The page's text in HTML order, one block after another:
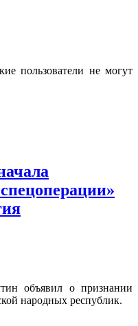
пользователи не могут
объявил о признании
народных республик.